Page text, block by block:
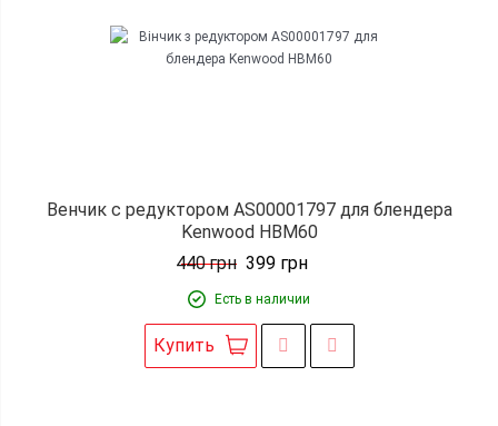
Венчик с редуктором AS00001797 для блендера
Kenwood HBM60
440грн 399 грн
Есть в наличии
Купить